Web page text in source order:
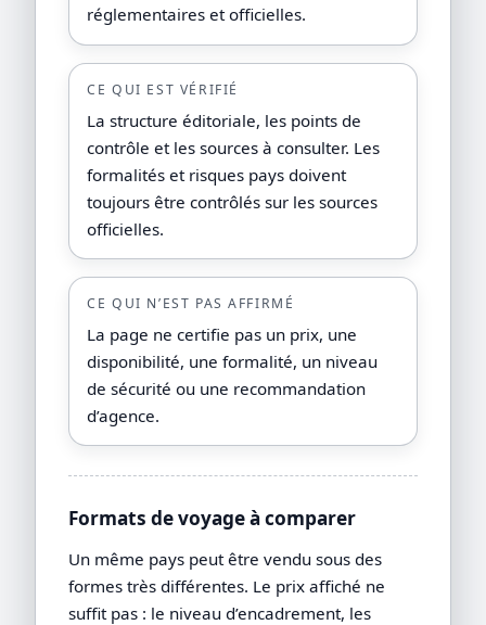
réglementaires et officielles.
CE QUI EST VÉRIFIÉ
La structure éditoriale, les points de
contrôle et les sources à consulter. Les
formalités et risques pays doivent
toujours être contrôlés sur les sources
officielles.
CE QUI N’EST PAS AFFIRMÉ
La page ne certifie pas un prix, une
disponibilité, une formalité, un niveau
de sécurité ou une recommandation
d’agence.
Formats de voyage à comparer
Un même pays peut être vendu sous des
formes très différentes. Le prix affiché ne
suffit pas : le niveau d’encadrement, les